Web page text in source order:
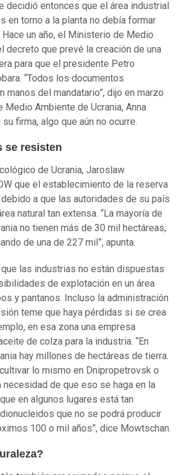
decidió entonces que el área industrial
en torno a la planta no debía formar
un año, el Ministerio de Medio
decreto que prevé la creación de una
para que el presidente Petro
“Todos los documentos
manos del mandatario”, dijo en marzo
Medio Ambiente de Ucrania, Anna
firma, algo que aún no ocurre.
se resisten
de Ucrania, Jaroslaw
que el establecimiento de la reserva
a que las autoridades de su país
natural tan extensa. “La mayoría de
no tienen más de 30 mil hectáreas,
de una de 227 mil”, apunta.
las industrias no están dispuestas
de explotación en un área
y pantanos. Incluso la administración
teme que haya pérdidas si se crea
en esa zona una empresa
de colza para la industria. “En
hay millones de hectáreas de tierra.
lo mismo en Dnipropetrovsk o
necesidad de que eso se haga en la
en algunos lugares está tan
que no se podrá producir
100 o mil años”, dice Mowtschan.